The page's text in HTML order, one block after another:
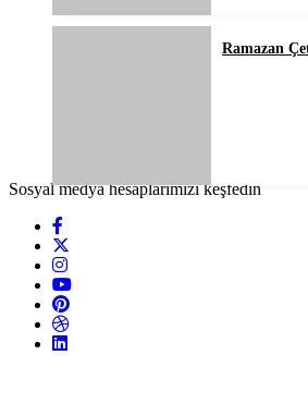
Ramazan
Sosyal medya hesaplarımızı keşfedin